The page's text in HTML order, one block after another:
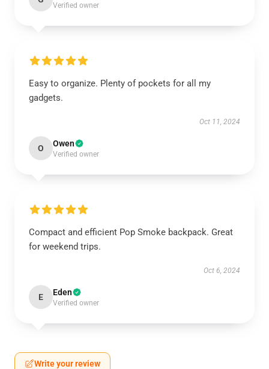
Verified owner
Easy to organize. Plenty of pockets for all my
gadgets.
Oct 11, 2024
O Owen
Verified owner
Compact and efficient Pop Smoke backpack. Great
for weekend trips.
Oct 6, 2024
E Eden
Verified owner
Write your review